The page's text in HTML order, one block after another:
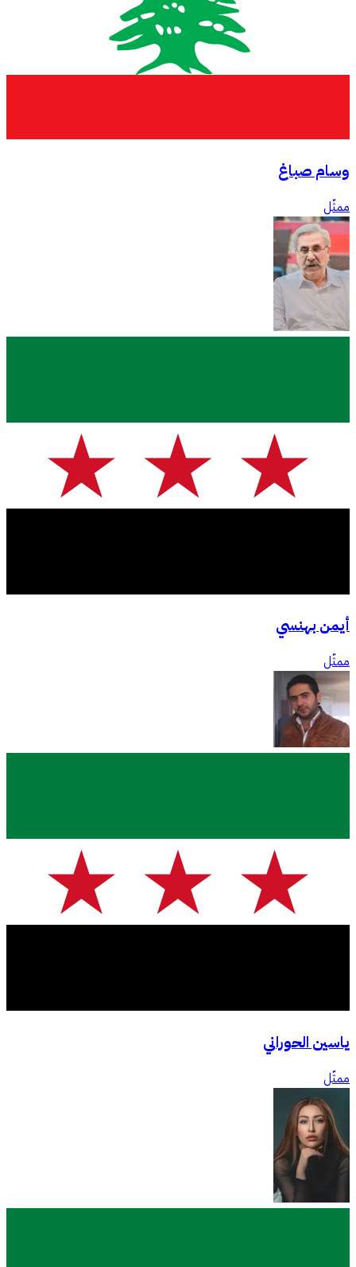
وسام صباغ
ممثّل
أيمن بهنسي
ممثّل
ياسين الحوراني
ممثّل